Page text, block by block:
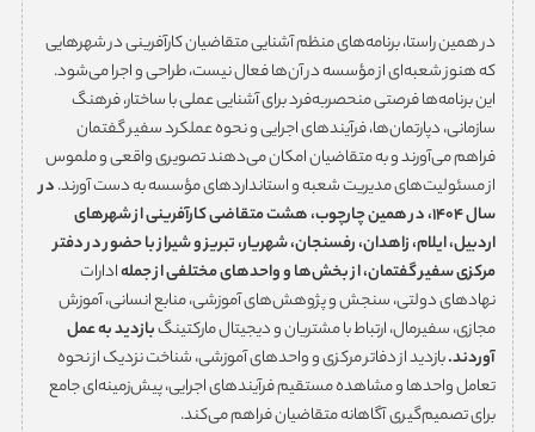
در همین راستا، برنامه‌های منظم آشنایی متقاضیان کارآفرینی در شهرهایی
که هنوز شعبه‌ای از مؤسسه در آن‌ها فعال نیست، طراحی و اجرا می‌شود.
این برنامه‌ها فرصتی منحصر‌به‌فرد برای آشنایی عملی با ساختار، فرهنگ
سازمانی، دپارتمان‌ها، فرآیندهای اجرایی و نحوه عملکرد سفیر گفتمان
فراهم می‌آورند و به متقاضیان امکان می‌دهند تصویری واقعی و ملموس
از مسئولیت‌های مدیریت شعبه و استانداردهای مؤسسه به دست آورند.در
سال۱۴۰۴، در همین چارچوب، هشت متقاضی کارآفرینی از شهرهای
اردبیل، ایلام، زاهدان، رفسنجان، شهریار، تبریز و شیرازبا حضور در دفتر
مرکزی سفیر گفتمان، از بخش‌ها و واحدهای مختلفی از جملهادارات
نهادهای دولتی، سنجش و پژوهش‌های آموزشی، منابع انسانی، ‌آموزش
مجازی، سفیرمال، ارتباط با مشتریان و دیجیتال مارکتینگبازدید به عمل
آوردند.بازدید از دفاتر مرکزی و واحدهای آموزشی، شناخت نزدیک از نحوه
تعامل واحدها و مشاهده مستقیم فرآیندهای اجرایی، پیش‌زمینه‌ای جامع
برای تصمیم‌گیری آگاهانه متقاضیان فراهم می‌کند.